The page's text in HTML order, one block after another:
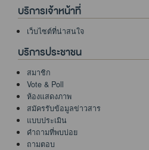
บริการเจ้าหน้าที่
เว็บไซต์ที่น่าสนใจ
บริการประชาชน
สมาชิก
Vote & Poll
ห้องแสดงภาพ
สมัครรับข้อมูลข่าวสาร
แบบประเมิน
คำถามที่พบบ่อย
ถามตอบ